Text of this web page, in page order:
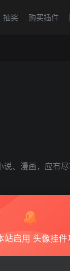
抽奖 购买插件
、漫画，应有
站启用 头像挂件